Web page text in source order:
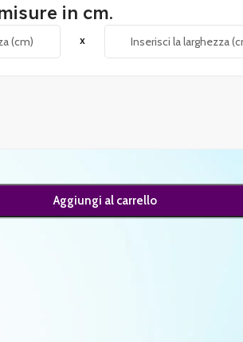
in cm.
x
Aggiungi al carrello